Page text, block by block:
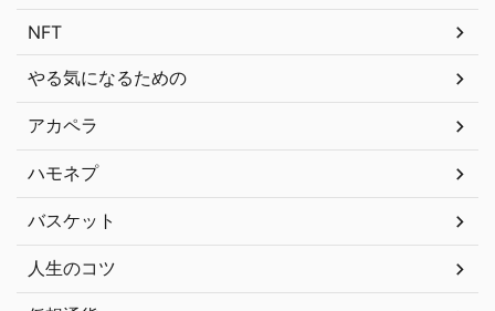
NFT
やる気になるための
アカペラ
ハモネプ
バスケット
人生のコツ